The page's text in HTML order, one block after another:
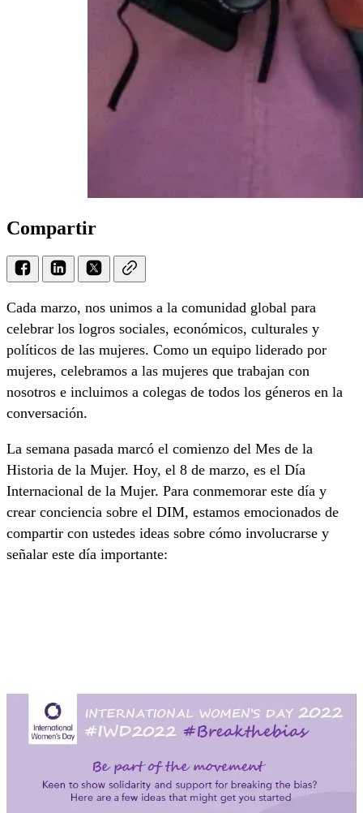
Compartir
Cada marzo, nos unimos a la comunidad global para
celebrar los logros sociales, económicos, culturales y
políticos de las mujeres. Como un equipo liderado por
mujeres, celebramos a las mujeres que trabajan con
nosotros e incluimos a colegas de todos los géneros en la
conversación.
La semana pasada marcó el comienzo del Mes de la
Historia de la Mujer. Hoy, el 8 de marzo, es el Día
Internacional de la Mujer. Para conmemorar este día y
crear conciencia sobre el DIM, estamos emocionados de
compartir con ustedes ideas sobre cómo involucrarse y
señalar este día importante: